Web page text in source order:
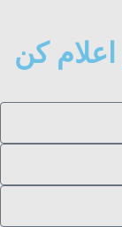
کن